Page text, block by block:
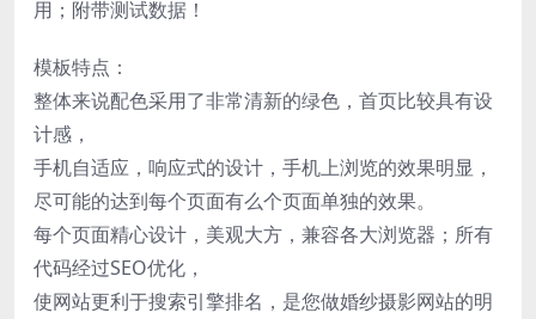
用；附带测试数据！
模板特点：
整体来说配色采用了非常清新的绿色，首页比较具有设
计感，
手机自适应，响应式的设计，手机上浏览的效果明显，
尽可能的达到每个页面有么个页面单独的效果。
每个页面精心设计，美观大方，兼容各大浏览器；所有
代码经过SEO优化，
使网站更利于搜索引擎排名，是您做婚纱摄影网站的明